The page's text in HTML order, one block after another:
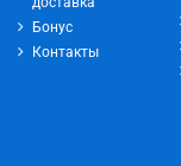
Бонус
Контакты